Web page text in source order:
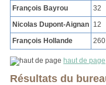
François Bayrou
32
Nicolas Dupont-Aignan 12
François Hollande
260
haut de page
Résultats du